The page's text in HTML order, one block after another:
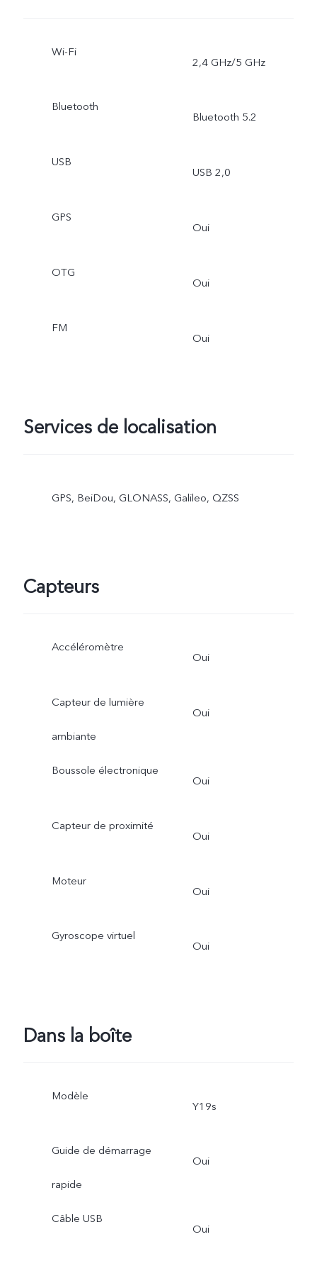
Wi-Fi
2,4 GHz/5 GHz
Bluetooth
Bluetooth 5.2
USB
USB 2,0
GPS
Oui
OTG
Oui
FM
Oui
Services de localisation
GPS, BeiDou, GLONASS, Galileo, QZSS
Capteurs
Accéléromètre
Oui
Capteur de lumière
ambiante
Oui
Boussole électronique
Oui
Capteur de proximité
Oui
Moteur
Oui
Gyroscope virtuel
Oui
Dans la boîte
Modèle
Y19s
Guide de démarrage
rapide
Oui
Câble USB
Oui